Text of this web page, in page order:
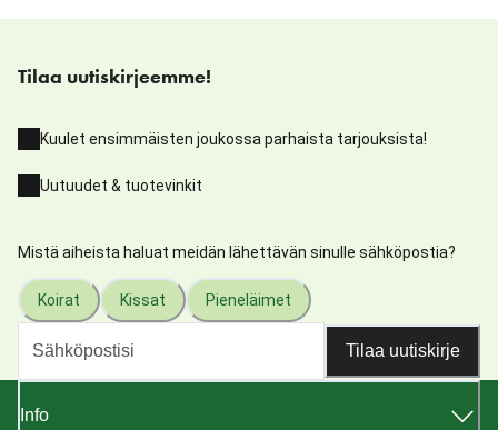
Tilaa uutiskirjeemme!
Kuulet ensimmäisten joukossa parhaista tarjouksista!
Uutuudet & tuotevinkit
Mistä aiheista haluat meidän lähettävän sinulle sähköpostia?
Koirat Kissat Pieneläimet
Tilaa uutiskirje
Info